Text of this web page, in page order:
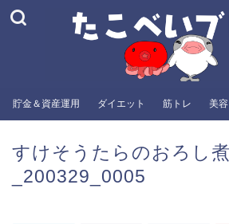
貯金＆資産運用 ダイエット 筋トレ 美容
すけそうたらのおろし煮
_200329_0005